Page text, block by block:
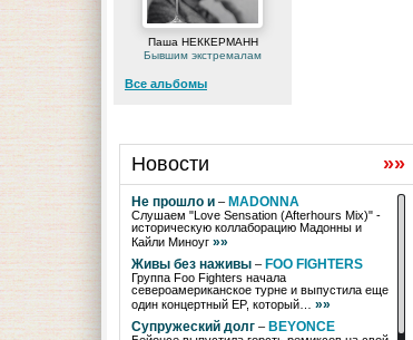
Паша НЕККЕРМАНН
Бывшим экстремалам
Все альбомы
Новости »»
Не прошло и – MADONNA
Слушаем "Love Sensation (Afterhours Mix)" -
историческую коллаборацию Мадонны и
Кайли Миноуг »»
Живы без наживы – FOO FIGHTERS
Группа Foo Fighters начала
североамериканское турне и выпустила еще
один концертный EP, который… »»
Супружеский долг – BEYONCE